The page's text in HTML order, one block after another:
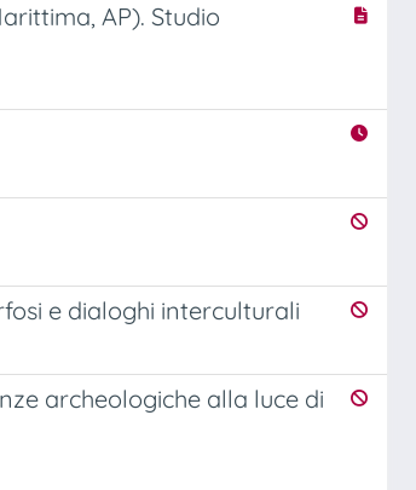
AP). Studio
e dialoghi interculturali
archeologiche alla luce di